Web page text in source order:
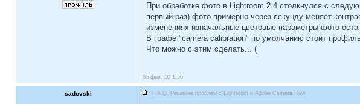
При обработке фото в Lightroom 2.4 столкнулся с
первый раз) фото примерно через секунду меняет
изменениях изначальные цветовые параметры фото
В графе "camera calibration" по умолчанию стоит
Что можно с этим сделать... (
05 фев, 10 1:56
sadovski F.A.Q. Решение проблем c Lightroom и Adobe Camera Raw